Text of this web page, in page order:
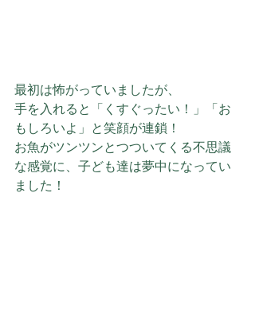
最初は怖がっていましたが、
手を入れると「くすぐったい！」「お
もしろいよ」と笑顔が連鎖！
お魚がツンツンとつついてくる不思議
な感覚に、子ども達は夢中になってい
ました！